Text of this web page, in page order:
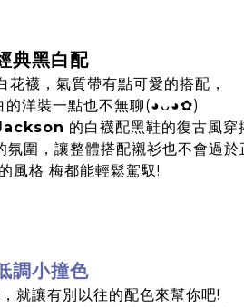
典黑白配
花襪，氣質帶有點可愛的搭配，
的洋裝一點也不無聊(◕ᴗ◕✿)
的白襪配黑鞋的復古風穿
圍，讓整體搭配襯衫也不會過於
風格 梅都能輕鬆駕馭!
調小撞色
就讓有別以往的配色來幫你吧!